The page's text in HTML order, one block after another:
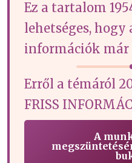
Ez a tartalom
lehetséges, hogy
információk
Erről a témáról
FRISS
A